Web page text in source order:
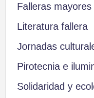
Falleras
Literatura fallera
Jornadas
Pirotecnia e
Solidaridad y